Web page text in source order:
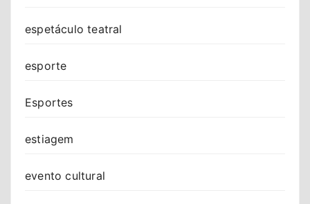
espetáculo teatral
esporte
Esportes
estiagem
evento cultural